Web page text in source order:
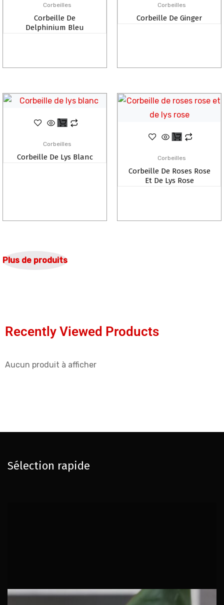
Corbeilles
Corbeille De
Delphinium Bleu
Corbeilles
Corbeille De Ginger
Corbeilles
Corbeille De Lys Blanc Corbeilles
Corbeille De Roses Rose
Et De Lys Rose
Plus de produits
Recently Viewed Products
Aucun produit à afficher
Sélection rapide